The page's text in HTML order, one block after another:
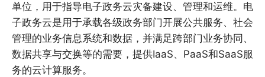
单位，用于指导电子政务云灾备建设、管理和运维。电
子政务云是用于承载各级政务部门开展公共服务、社会
管理的业务信息系统和数据，并满足跨部门业务协同、
数据共享与交换等的需要，提供IaaS、PaaS和SaaS服
务的云计算服务。